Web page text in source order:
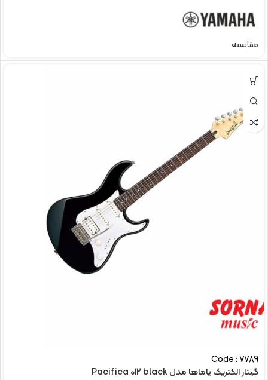
مقایسه
Code : 7789
گیتار الکتریک یاماها مدل Pacifica 012 black